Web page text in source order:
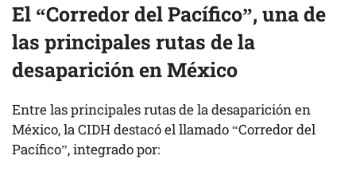
El “Corredor del Pacífico”, una de
las principales rutas de la
desaparición en México
Entre las principales rutas de la desaparición en
México, la CIDH destacó el llamado “Corredor del
Pacífico”, integrado por: